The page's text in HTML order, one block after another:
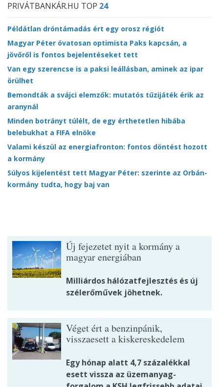
PRIVÁTBANKÁR.HU TOP 24
Példátlan dróntámadás ért egy orosz régiót
Magyar Péter óvatosan optimista Paks kapcsán, a
jövőről is fontos bejelentéseket tett
Van egy szerencse is a paksi leállásban, aminek az ipar
örülhet
Bemondták a svájci elemzők: mutatós tűzijáték érik az
aranynál
Minden botrányt túlélt, de egy érthetetlen hibába
belebukhat a FIFA elnöke
Valami készül az energiafronton: fontos döntést hozott
a kormány
Súlyos kijelentést tett Magyar Péter: szerinte az Orbán-
kormány tudta, hogy baj van
Új fejezetet nyit a kormány a
magyar energiában
Milliárdos hálózatfejlesztés és új
szélerőművek jöhetnek.
Véget ért a benzinpánik,
visszaesett a kiskereskedelem
Egy hónap alatt 4,7 százalékkal
esett vissza az üzemanyag-